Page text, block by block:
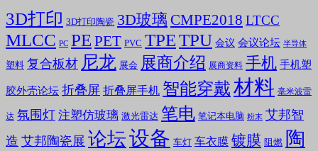
3D打印 3D打印陶瓷 3D玻璃 CMPE2018 LTCC
MLCC PC PE PET PVC TPETPU 会议 会议论坛 半导体
塑料 复合板材 尼龙 展会 展商介绍 展商资料 手机 手机塑
胶外壳论坛 折叠屏 折叠屏手机 智能穿戴材料 毫米波雷
达 氛围灯 注塑仿玻璃 激光雷达 笔电 笔记本电脑 粉末 艾邦智
造 艾邦陶瓷展 论坛设备 车灯 车衣膜 镀膜 阻燃 陶